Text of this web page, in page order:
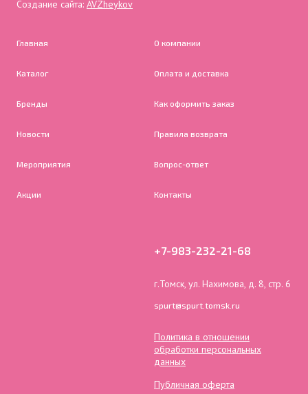
Создание сайта: AVZheykov
Главная
Каталог
Бренды
Новости
Мероприятия
Акции
О компании
Оплата и доставка
Как оформить заказ
Правила возврата
Вопрос-ответ
Контакты
+7-983-232-21-68
г.Томск, ул. Нахимова, д. 8, стр. 6
spurt@spurt.tomsk.ru
Политика в отношении
обработки персональных
данных
Публичная оферта